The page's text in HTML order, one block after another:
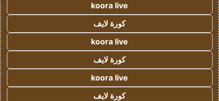
koora live
كورة لايف
koora live
كورة لايف
koora live
كورة لايف